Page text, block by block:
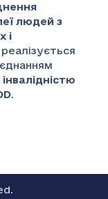
людей з
і
.